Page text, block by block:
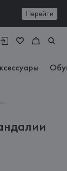
Перейти